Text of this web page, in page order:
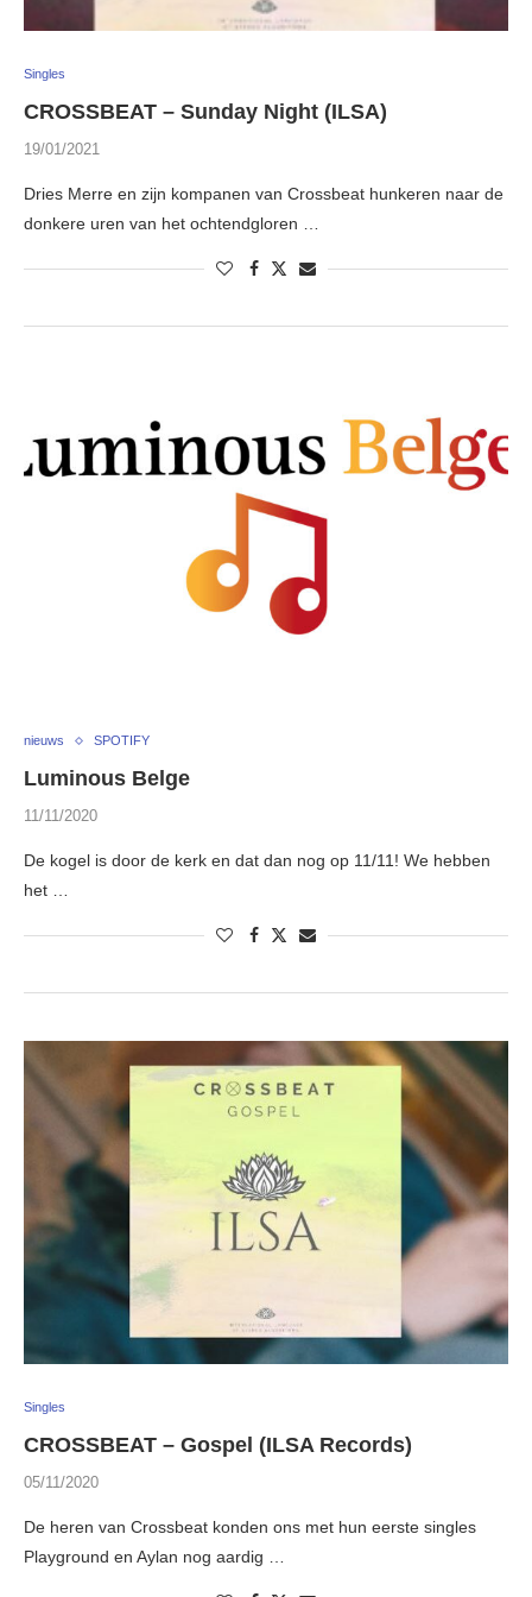
Singles
CROSSBEAT – Sunday Night (ILSA)
19/01/2021
Dries Merre en zijn kompanen van Crossbeat hunkeren naar de
donkere uren van het ochtendgloren …
nieuws SPOTIFY
Luminous Belge
11/11/2020
De kogel is door de kerk en dat dan nog op 11/11! We hebben
het …
Singles
CROSSBEAT – Gospel (ILSA Records)
05/11/2020
De heren van Crossbeat konden ons met hun eerste singles
Playground en Aylan nog aardig …